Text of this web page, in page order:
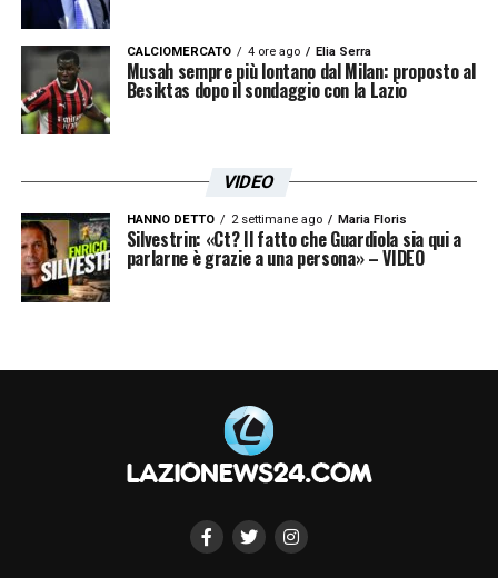
CALCIOMERCATO 4 ore ago Elia Serra
Musah sempre più lontano dal Milan: proposto al
Besiktas dopo il sondaggio con la Lazio
VIDEO
HANNO DETTO 2 settimane ago Maria Floris
Silvestrin: «Ct? Il fatto che Guardiola sia qui a
parlarne è grazie a una persona» – VIDEO